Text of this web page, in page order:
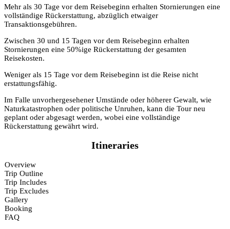
Mehr als 30 Tage vor dem Reisebeginn erhalten Stornierungen eine
vollständige Rückerstattung, abzüglich etwaiger
Transaktionsgebühren.
Zwischen 30 und 15 Tagen vor dem Reisebeginn erhalten
Stornierungen eine 50%ige Rückerstattung der gesamten
Reisekosten.
Weniger als 15 Tage vor dem Reisebeginn ist die Reise nicht
erstattungsfähig.
Im Falle unvorhergesehener Umstände oder höherer Gewalt, wie
Naturkatastrophen oder politische Unruhen, kann die Tour neu
geplant oder abgesagt werden, wobei eine vollständige
Rückerstattung gewährt wird.
Itineraries
Overview
Trip Outline
Trip Includes
Trip Excludes
Gallery
Booking
FAQ